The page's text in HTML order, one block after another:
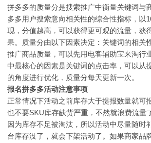
拼多多的质量分是搜索推广中衡量关键词与
多多用户搜索意向相关性的综合性指标，以
现，分值越高，可以获得更可观的流量，获
果。质量分由以下因素决定：关键词的相关
推广商品质量，可以先用电客辅助宝来淘行
中最核心的因素是关键词的点击率，可以从
的角度进行优化，质量分每天更新一次。
报名拼多多活动注意事项
正常情况下活动之前库存大于提报数量就可
也不要SKU库存缺货严重，不然就浪费流量
因为库存不足被淘汰，所以活动中尽量随时
台库存没了，就会下架活动了。如果商家品